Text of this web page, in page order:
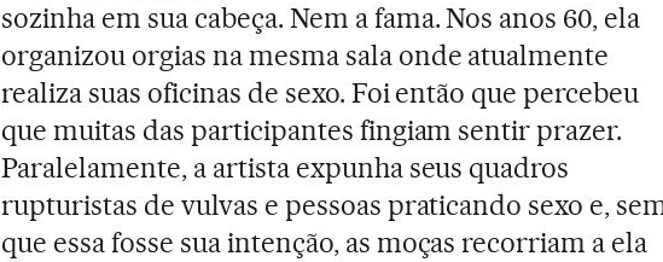
sozinha em sua cabeça. Nem a fama. Nos anos 60, ela
organizou orgias na mesma sala onde atualmente
realiza suas oficinas de sexo. Foi então que percebeu
que muitas das participantes fingiam sentir prazer.
Paralelamente, a artista expunha seus quadros
rupturistas de vulvas e pessoas praticando sexo e,
que essa fosse sua intenção, as moças recorriam a ela